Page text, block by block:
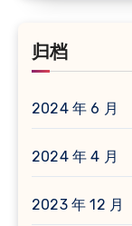
归档
2024 年 6 月
2024 年 4 月
2023 年 12 月